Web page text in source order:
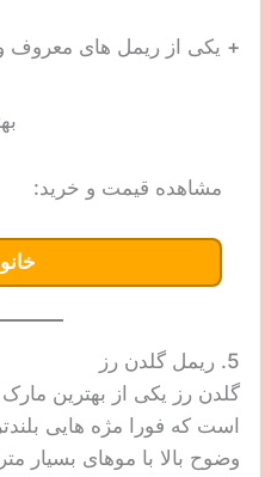
+ یکی از ریمل های معروف و
مشاهده قیمت و خرید:
5. ریمل گلدن رز
گلدن رز یکی از بهترین
است که فورا مژه هایی
وضوح بالا با موهای بسیار